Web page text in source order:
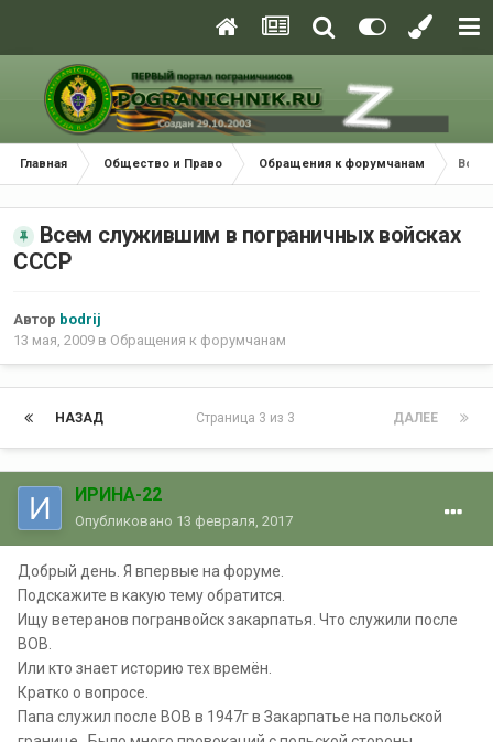
Главная Общество и Право Обращения к форумчанам Всем
Всем служившим в пограничных войсках
СССР
Автор bodrij
13 мая, 2009 в Обращения к форумчанам
НАЗАД ДАЛЕЕ
Страница 3 из 3
ИРИНА-22
Опубликовано 13 февраля, 2017
Добрый день. Я впервые на форуме.
Подскажите в какую тему обратится.
Ищу ветеранов погранвойск закарпатья. Что служили после
ВОВ.
Или кто знает историю тех времён.
Кратко о вопросе.
Папа служил после ВОВ в 1947г в Закарпатье на польской